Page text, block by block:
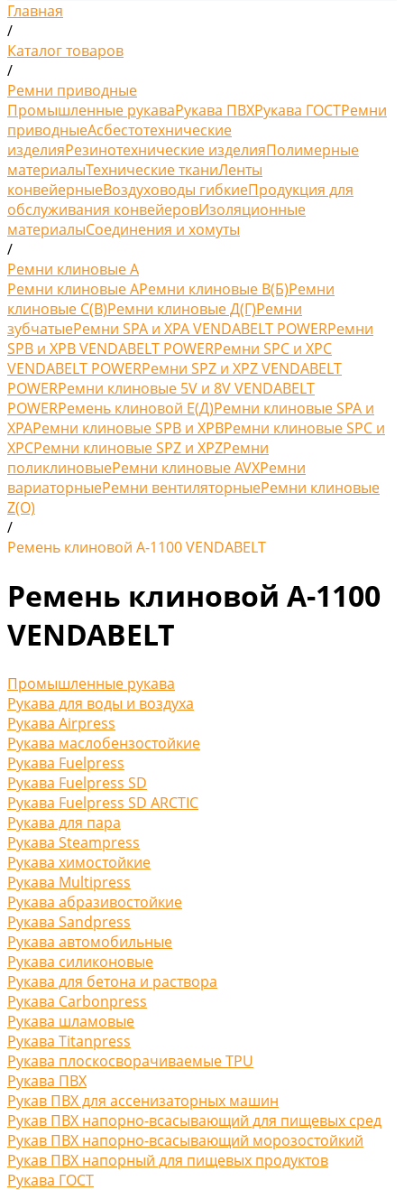
Главная
/
Каталог товаров
/
Ремни приводные
Промышленные рукаваРукава ПВХРукава ГОСТРемни
приводныеАсбестотехнические
изделияРезинотехнические изделияПолимерные
материалыТехнические тканиЛенты
конвейерныеВоздуховоды гибкиеПродукция для
обслуживания конвейеровИзоляционные
материалыСоединения и хомуты
/
Ремни клиновые A
Ремни клиновые AРемни клиновые В(Б)Ремни
клиновые С(B)Ремни клиновые Д(Г)Ремни
зубчатыеРемни SPA и XPA VENDABELT POWERРемни
SPB и XPB VENDABELT POWERРемни SPC и XPC
VENDABELT POWERРемни SPZ и XPZ VENDABELT
POWERРемни клиновые 5V и 8V VENDABELT
POWERРемень клиновой Е(Д)Ремни клиновые SPA и
XPAРемни клиновые SPB и XPBРемни клиновые SPC и
XPCРемни клиновые SPZ и XPZРемни
поликлиновыеРемни клиновые AVXРемни
вариаторныеРемни вентиляторныеРемни клиновые
Z(O)
/
Ремень клиновой А-1100 VENDABELT
Ремень клиновой А-1100
VENDABELT
Промышленные рукава
Рукава для воды и воздуха
Рукава Airpress
Рукава маслобензостойкие
Рукава Fuelpress
Рукава Fuelpress SD
Рукава Fuelpress SD ARCTIC
Рукава для пара
Рукава Steampress
Рукава химостойкие
Рукава Multipress
Рукава абразивостойкие
Рукава Sandpress
Рукава автомобильные
Рукава силиконовые
Рукава для бетона и раствора
Рукава Carbonpress
Рукава шламовые
Рукава Titanpress
Рукава плоскосворачиваемые TPU
Рукава ПВХ
Рукав ПВХ для ассенизаторных машин
Рукав ПВХ напорно-всасывающий для пищевых сред
Рукав ПВХ напорно-всасывающий морозостойкий
Рукав ПВХ напорный для пищевых продуктов
Рукава ГОСТ